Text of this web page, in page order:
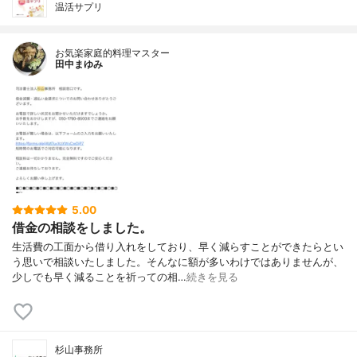
温活サプリ
お気楽家庭的料理マスター
田中まゆみ
5.00
借金の相談をしました。
生活費の工面から借り入れをしており、早く減らすことができたらとい
う思いで相談いたしました。そんなに額が多いわけではありませんが、
少しでも早く減ることを祈っての相…続きを見る
杉山事務所